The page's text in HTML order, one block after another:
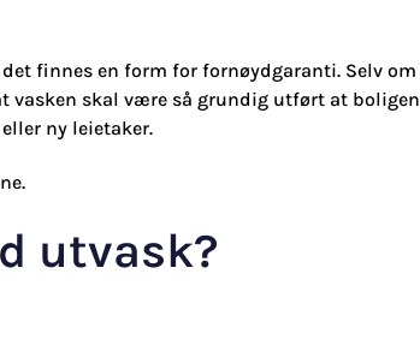
finnes en form for fornøydgaranti. Selv om
vasken skal være så grundig utført at boligen
ny leietaker.
utvask?